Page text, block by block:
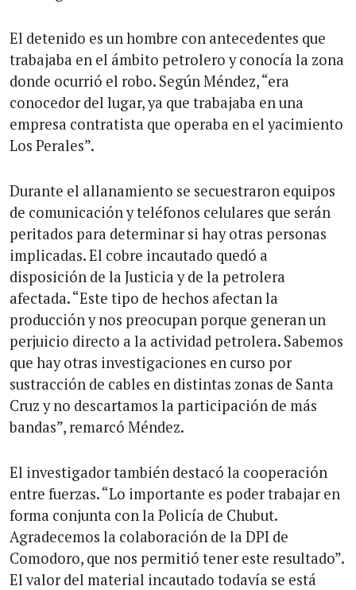
El detenido es un hombre con antecedentes que
trabajaba en el ámbito petrolero y conocía la zona
donde ocurrió el robo. Según Méndez, “era
conocedor del lugar, ya que trabajaba en una
empresa contratista que operaba en el yacimiento
Los Perales”.
Durante el allanamiento se secuestraron equipos
de comunicación y teléfonos celulares que serán
peritados para determinar si hay otras personas
implicadas. El cobre incautado quedó a
disposición de la Justicia y de la petrolera
afectada. “Este tipo de hechos afectan la
producción y nos preocupan porque generan un
perjuicio directo a la actividad petrolera. Sabemos
que hay otras investigaciones en curso por
sustracción de cables en distintas zonas de Santa
Cruz y no descartamos la participación de más
bandas”, remarcó Méndez.
El investigador también destacó la cooperación
entre fuerzas. “Lo importante es poder trabajar en
forma conjunta con la Policía de Chubut.
Agradecemos la colaboración de la DPI de
Comodoro, que nos permitió tener este resultado”.
El valor del material incautado todavía se está